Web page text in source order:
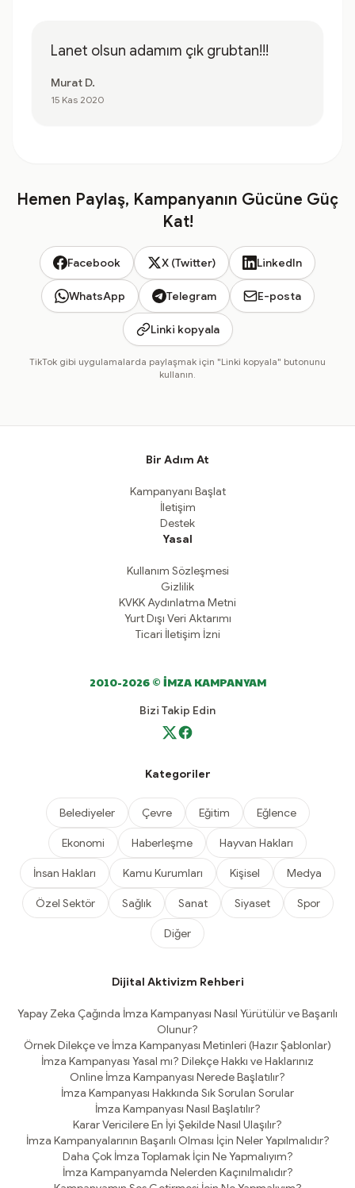
Lanet olsun adamım çık grubtan!!!
Murat D.
15 Kas 2020
Hemen Paylaş, Kampanyanın Gücüne Güç
Kat!
Facebook X (Twitter) LinkedIn
WhatsApp Telegram E-posta
Linki kopyala
TikTok gibi uygulamalarda paylaşmak için "Linki kopyala" butonunu
kullanın.
Bir Adım At
Kampanyanı Başlat
İletişim
Destek
Yasal
Kullanım Sözleşmesi
Gizlilik
KVKK Aydınlatma Metni
Yurt Dışı Veri Aktarımı
Ticari İletişim İzni
2010-2026 © İMZA KAMPANYAM
Bizi Takip Edin
Kategoriler
Belediyeler Çevre Eğitim Eğlence
Ekonomi Haberleşme Hayvan Hakları
İnsan Hakları Kamu Kurumları Kişisel Medya
Özel Sektör Sağlık Sanat Siyaset Spor
Diğer
Dijital Aktivizm Rehberi
Yapay Zeka Çağında İmza Kampanyası Nasıl Yürütülür ve Başarılı
Olunur?
Örnek Dilekçe ve İmza Kampanyası Metinleri (Hazır Şablonlar)
İmza Kampanyası Yasal mı? Dilekçe Hakkı ve Haklarınız
Online İmza Kampanyası Nerede Başlatılır?
İmza Kampanyası Hakkında Sık Sorulan Sorular
İmza Kampanyası Nasıl Başlatılır?
Karar Vericilere En İyi Şekilde Nasıl Ulaşılır?
İmza Kampanyalarının Başarılı Olması İçin Neler Yapılmalıdır?
Daha Çok İmza Toplamak İçin Ne Yapmalıyım?
İmza Kampanyamda Nelerden Kaçınılmalıdır?